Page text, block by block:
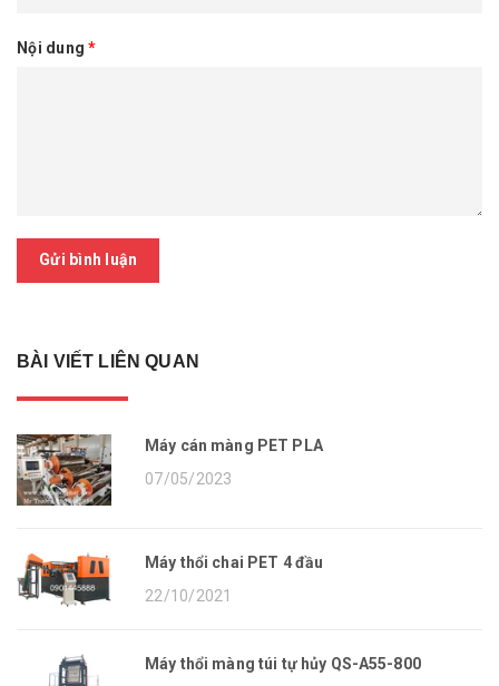
Nội dung*
Gửi bình luận
BÀI VIẾT LIÊN QUAN
Máy cán màng PET PLA
07/05/2023
Máy thổi chai PET 4 đầu
22/10/2021
Máy thổi màng túi tự hủy QS-A55-800